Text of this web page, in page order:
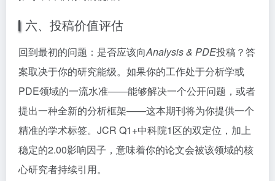
六、投稿价值评估
回到最初的问题：是否应该向Analysis & PDE投稿？答
案取决于你的研究能级。如果你的工作处于分析学或
PDE领域的一流水准——能够解决一个公开问题，或者
提出一种全新的分析框架——这本期刊将为你提供一个
精准的学术标签。JCR Q1+中科院1区的双定位，加上
稳定的2.00影响因子，意味着你的论文会被该领域的核
心研究者持续引用。